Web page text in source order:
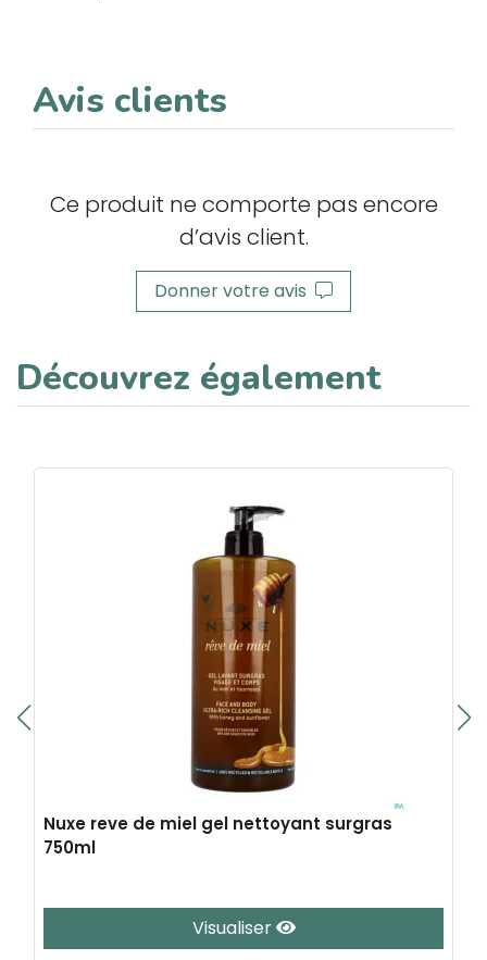
Avis clients
Ce produit ne comporte pas encore
d’avis client.
Donner votre avis
Découvrez également
Nuxe reve de miel gel nettoyant surgras
750ml
Visualiser